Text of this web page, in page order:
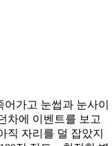
는 느낌은 들어요. 여
도 훨씬 편해졌습니